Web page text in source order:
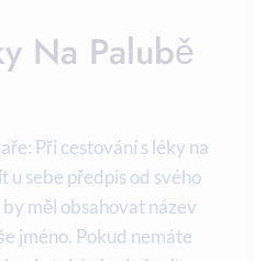
Na Palubě
Při cestování s léky na
u sebe předpis od svého
měl obsahovat název
jméno. Pokud nemáte